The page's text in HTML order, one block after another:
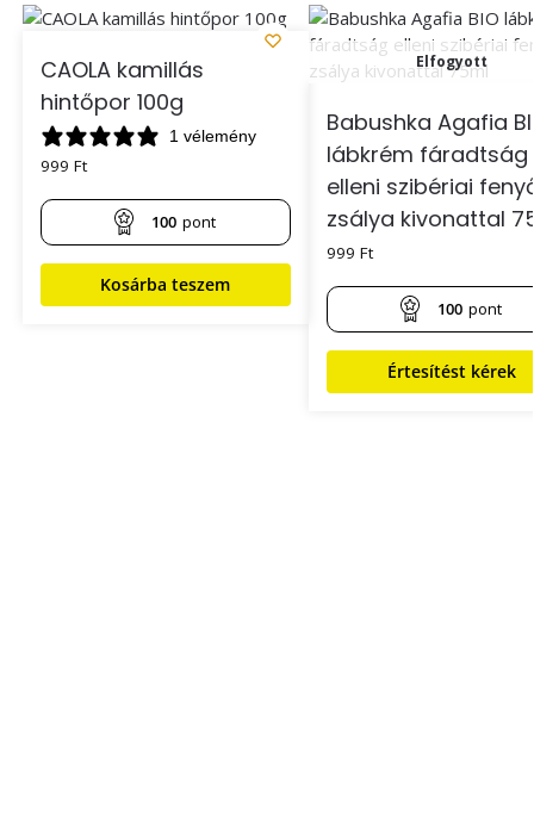
CAOLA kamillás
hintőpor 100g
1 vélemény
999 Ft
100 pont
Kosárba teszem
Elfogyott
Babushka Agafia
lábkrém fáradtság
elleni szibériai
zsálya kivonattal
999 Ft
100 pont
Értesítést kérek